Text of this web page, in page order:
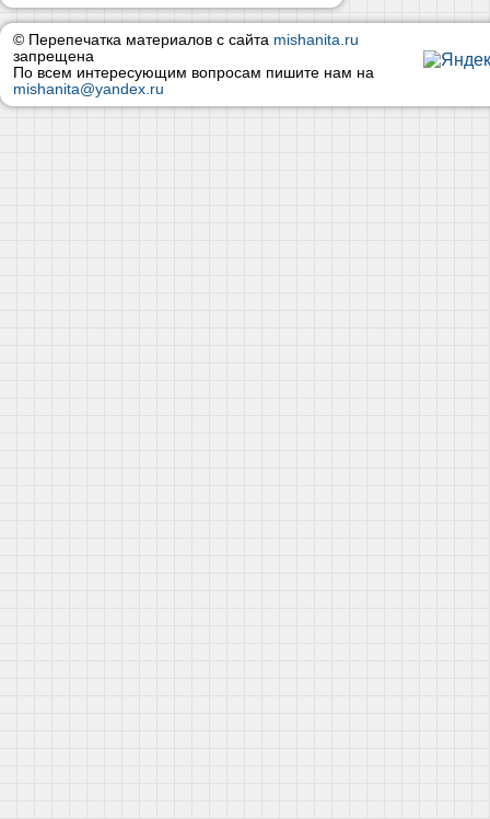
© Перепечатка материалов с сайта mishanita.ru
запрещена
По всем интересующим вопросам пишите нам на
mishanita@yandex.ru